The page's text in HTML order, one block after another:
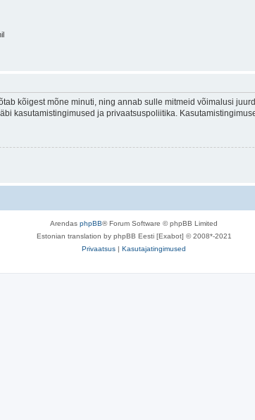
kõigest mõne minuti, ning annab sulle mitmeid võimalusi
kasutamistingimused ja privaatsuspoliitika.
Arendas phpBB® Forum Software © phpBB Limited
Estonian translation by phpBB Eesti [Exabot] © 2008*-2021
Privaatsus | Kasutajatingimused